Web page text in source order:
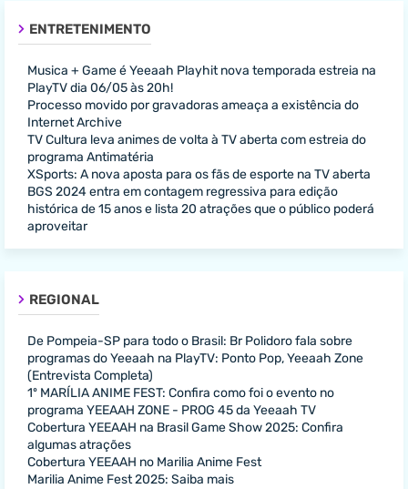
ENTRETENIMENTO
Musica + Game é Yeeaah Playhit nova temporada estreia na
PlayTV dia 06/05 às 20h!
Processo movido por gravadoras ameaça a existência do
Internet Archive
TV Cultura leva animes de volta à TV aberta com estreia do
programa Antimatéria
XSports: A nova aposta para os fãs de esporte na TV aberta
BGS 2024 entra em contagem regressiva para edição
histórica de 15 anos e lista 20 atrações que o público poderá
aproveitar
REGIONAL
De Pompeia-SP para todo o Brasil: Br Polidoro fala sobre
programas do Yeeaah na PlayTV: Ponto Pop, Yeeaah Zone
(Entrevista Completa)
1º MARÍLIA ANIME FEST: Confira como foi o evento no
programa YEEAAH ZONE - PROG 45 da Yeeaah TV
Cobertura YEEAAH na Brasil Game Show 2025: Confira
algumas atrações
Cobertura YEEAAH no Marilia Anime Fest
Marilia Anime Fest 2025: Saiba mais